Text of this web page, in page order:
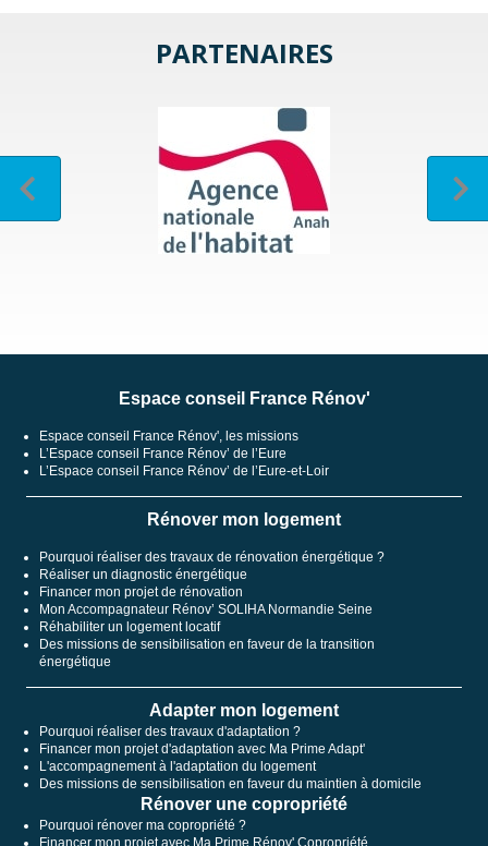
PARTENAIRES
Espace conseil France Rénov'
Espace conseil France Rénov', les missions
L’Espace conseil France Rénov’ de l’Eure
L’Espace conseil France Rénov’ de l’Eure-et-Loir
Rénover mon logement
Pourquoi réaliser des travaux de rénovation énergétique ?
Réaliser un diagnostic énergétique
Financer mon projet de rénovation
Mon Accompagnateur Rénov’ SOLIHA Normandie Seine
Réhabiliter un logement locatif
Des missions de sensibilisation en faveur de la transition
énergétique
Adapter mon logement
Pourquoi réaliser des travaux d'adaptation ?
Financer mon projet d'adaptation avec Ma Prime Adapt'
L'accompagnement à l'adaptation du logement
Des missions de sensibilisation en faveur du maintien à domicile
Rénover une copropriété
Pourquoi rénover ma copropriété ?
Financer mon projet avec Ma Prime Rénov' Copropriété